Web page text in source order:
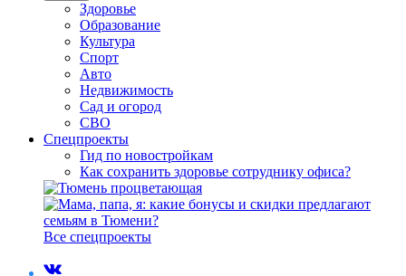
Здоровье
Образование
Культура
Спорт
Авто
Недвижимость
Сад и огород
СВО
Спецпроекты
Гид по новостройкам
Как сохранить здоровье сотруднику офиса?
Все спецпроекты